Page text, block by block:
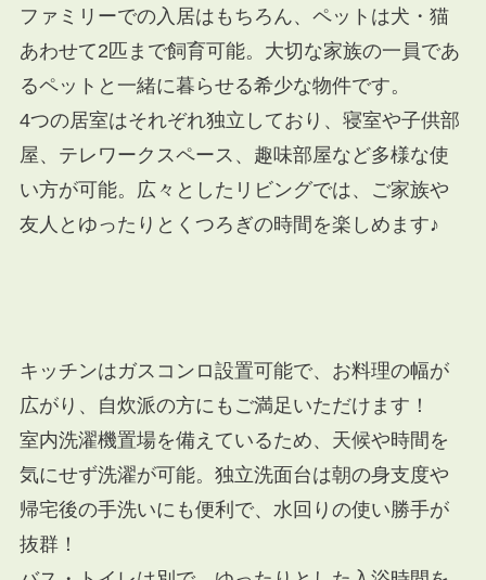
ファミリーでの入居はもちろん、ペットは犬・猫
あわせて2匹まで飼育可能。大切な家族の一員であ
るペットと一緒に暮らせる希少な物件です。
4つの居室はそれぞれ独立しており、寝室や子供部
屋、テレワークスペース、趣味部屋など多様な使
い方が可能。広々としたリビングでは、ご家族や
友人とゆったりとくつろぎの時間を楽しめます♪
キッチンはガスコンロ設置可能で、お料理の幅が
広がり、自炊派の方にもご満足いただけます！
室内洗濯機置場を備えているため、天候や時間を
気にせず洗濯が可能。独立洗面台は朝の身支度や
帰宅後の手洗いにも便利で、水回りの使い勝手が
抜群！